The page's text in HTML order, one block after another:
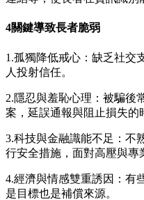
4關鍵導致長者脆弱
1.孤獨降低戒心：缺乏社交
人投射信任。
2.隱忍與羞恥心理：被騙後
案，延誤通報與阻止損失的
3.科技與金融識能不足：不
行安全措施，面對高壓與專
4.經濟與情感雙重誘因：有
是目標也是補償來源。